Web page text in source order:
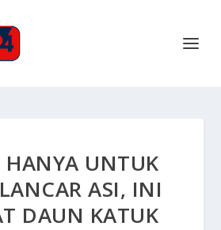
HANYA UNTUK
ASI, INI
DAUN KATUK